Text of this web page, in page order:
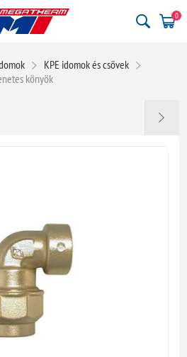
0
KPE idomok és csövek
könyök